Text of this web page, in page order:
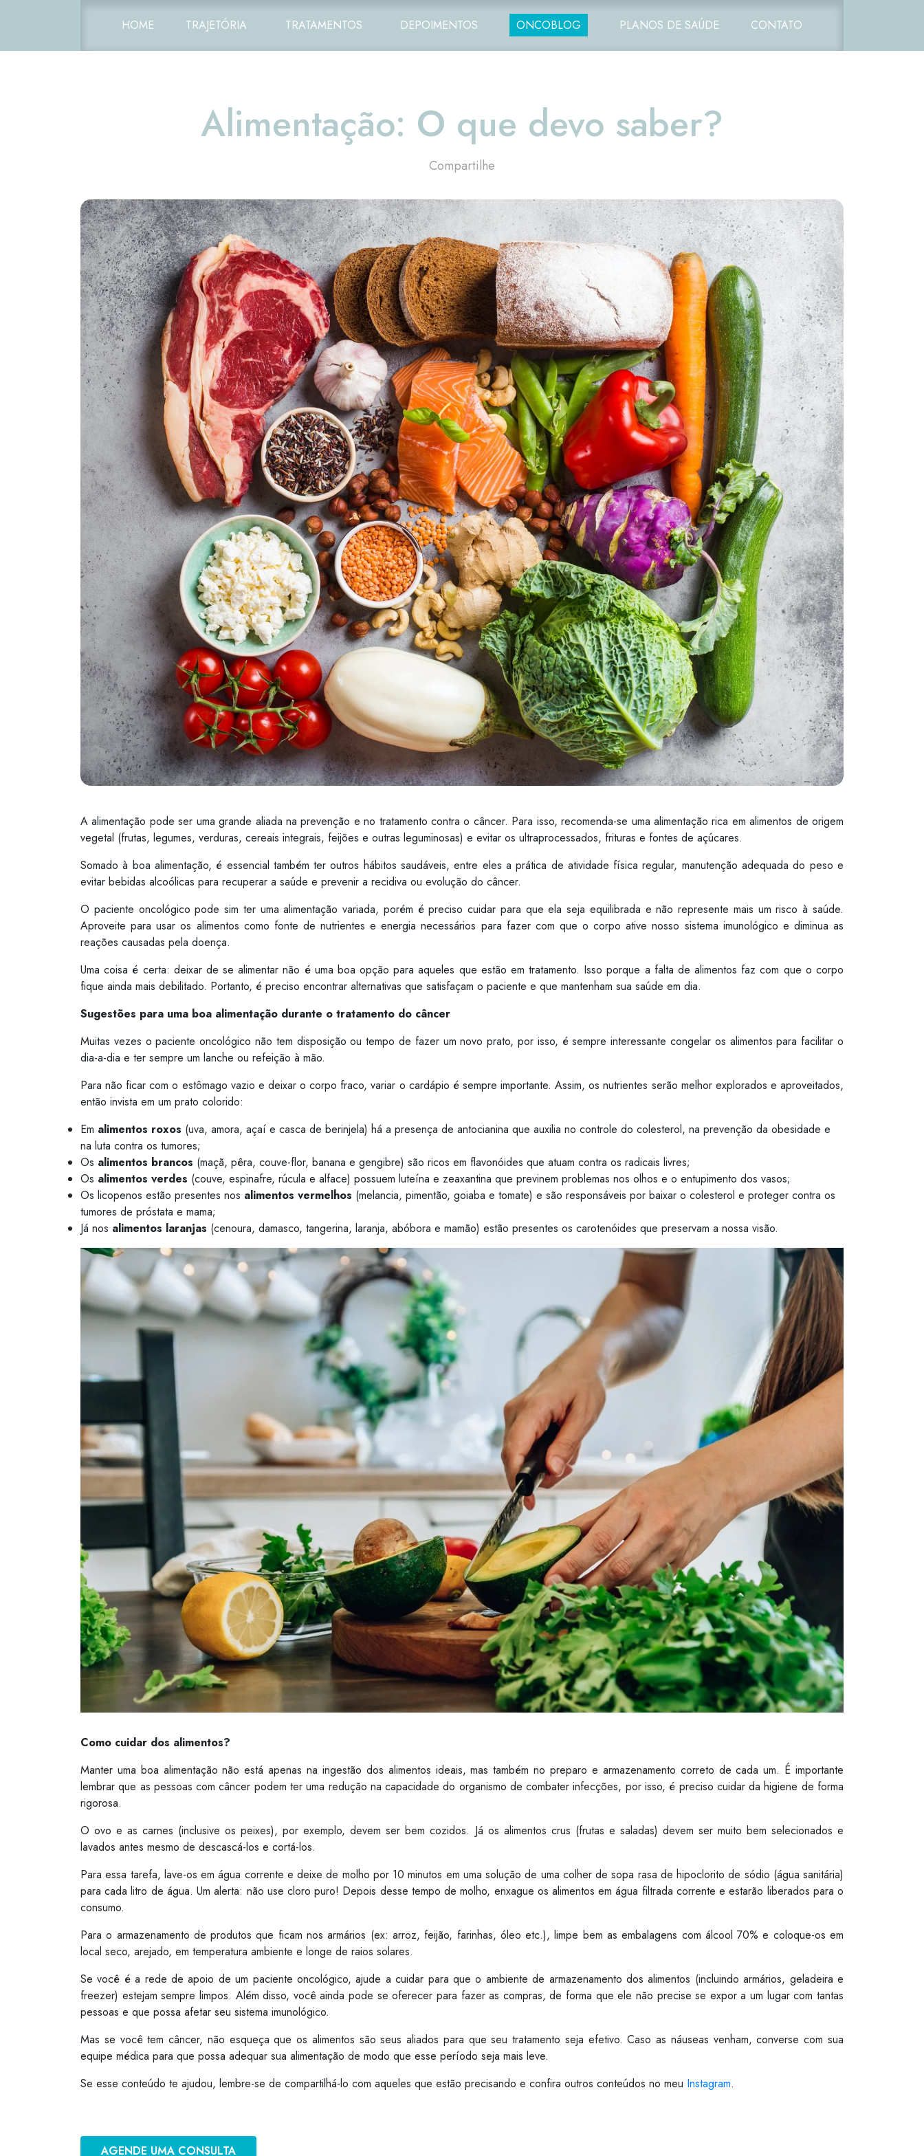
HOME TRAJETÓRIA TRATAMENTOS DEPOIMENTOS ONCOBLOG PLANOS DE SAÚDE CONTATO
Alimentação: O que devo saber?
Compartilhe
A alimentação pode ser uma grande aliada na prevenção e no tratamento contra o câncer. Para isso, recomenda-se uma alimentação rica em alimentos de origem
vegetal (frutas, legumes, verduras, cereais integrais, feijões e outras leguminosas) e evitar os ultraprocessados, frituras e fontes de açúcares.
Somado à boa alimentação, é essencial também ter outros hábitos saudáveis, entre eles a prática de atividade física regular, manutenção adequada do peso e
evitar bebidas alcoólicas para recuperar a saúde e prevenir a recidiva ou evolução do câncer.
O paciente oncológico pode sim ter uma alimentação variada, porém é preciso cuidar para que ela seja equilibrada e não represente mais um risco à saúde.
Aproveite para usar os alimentos como fonte de nutrientes e energia necessários para fazer com que o corpo ative nosso sistema imunológico e diminua as
reações causadas pela doença.
Uma coisa é certa: deixar de se alimentar não é uma boa opção para aqueles que estão em tratamento. Isso porque a falta de alimentos faz com que o corpo
fique ainda mais debilitado. Portanto, é preciso encontrar alternativas que satisfaçam o paciente e que mantenham sua saúde em dia.
Sugestões para uma boa alimentação durante o tratamento do câncer
Muitas vezes o paciente oncológico não tem disposição ou tempo de fazer um novo prato, por isso, é sempre interessante congelar os alimentos para facilitar o
dia-a-dia e ter sempre um lanche ou refeição à mão.
Para não ficar com o estômago vazio e deixar o corpo fraco, variar o cardápio é sempre importante. Assim, os nutrientes serão melhor explorados e aproveitados,
então invista em um prato colorido:
Em alimentos roxos (uva, amora, açaí e casca de berinjela) há a presença de antocianina que auxilia no controle do colesterol, na prevenção da obesidade e
na luta contra os tumores;
Os alimentos brancos (maçã, pêra, couve-flor, banana e gengibre) são ricos em flavonóides que atuam contra os radicais livres;
Os alimentos verdes (couve, espinafre, rúcula e alface) possuem luteína e zeaxantina que previnem problemas nos olhos e o entupimento dos vasos;
Os licopenos estão presentes nos alimentos vermelhos (melancia, pimentão, goiaba e tomate) e são responsáveis por baixar o colesterol e proteger contra os
tumores de próstata e mama;
Já nos alimentos laranjas (cenoura, damasco, tangerina, laranja, abóbora e mamão) estão presentes os carotenóides que preservam a nossa visão.
Como cuidar dos alimentos?
Manter uma boa alimentação não está apenas na ingestão dos alimentos ideais, mas também no preparo e armazenamento correto de cada um. É importante
lembrar que as pessoas com câncer podem ter uma redução na capacidade do organismo de combater infecções, por isso, é preciso cuidar da higiene de forma
rigorosa.
O ovo e as carnes (inclusive os peixes), por exemplo, devem ser bem cozidos. Já os alimentos crus (frutas e saladas) devem ser muito bem selecionados e
lavados antes mesmo de descascá-los e cortá-los.
Para essa tarefa, lave-os em água corrente e deixe de molho por 10 minutos em uma solução de uma colher de sopa rasa de hipoclorito de sódio (água sanitária)
para cada litro de água. Um alerta: não use cloro puro! Depois desse tempo de molho, enxague os alimentos em água filtrada corrente e estarão liberados para o
consumo.
Para o armazenamento de produtos que ficam nos armários (ex: arroz, feijão, farinhas, óleo etc.), limpe bem as embalagens com álcool 70% e coloque-os em
local seco, arejado, em temperatura ambiente e longe de raios solares.
Se você é a rede de apoio de um paciente oncológico, ajude a cuidar para que o ambiente de armazenamento dos alimentos (incluindo armários, geladeira e
freezer) estejam sempre limpos. Além disso, você ainda pode se oferecer para fazer as compras, de forma que ele não precise se expor a um lugar com tantas
pessoas e que possa afetar seu sistema imunológico.
Mas se você tem câncer, não esqueça que os alimentos são seus aliados para que seu tratamento seja efetivo. Caso as náuseas venham, converse com sua
equipe médica para que possa adequar sua alimentação de modo que esse período seja mais leve.
Se esse conteúdo te ajudou, lembre-se de compartilhá-lo com aqueles que estão precisando e confira outros conteúdos no meu Instagram.
AGENDE UMA CONSULTA